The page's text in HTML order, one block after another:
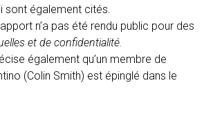
sont également cités.
n’a pas été rendu public pour des
et de confidentialité.
également qu’un membre de
(Colin Smith) est épinglé dans le